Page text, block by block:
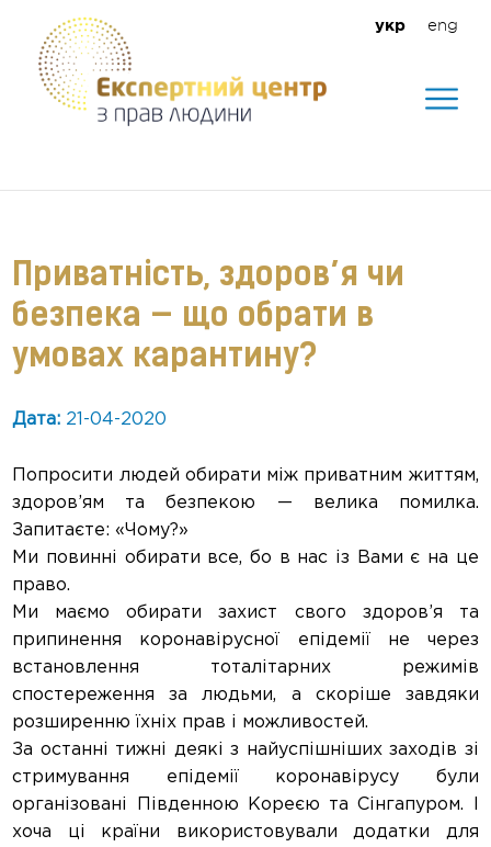
укр eng
Приватність, здоров’я чи
безпека — що обрати в
умовах карантину?
Дата: 21-04-2020
Попросити людей обирати між приватним життям,
здоров’ям та безпекою — велика помилка.
Запитаєте: «Чому?»
Ми повинні обирати все, бо в нас із Вами є на це
право.
Ми маємо обирати захист свого здоров’я та
припинення коронавірусної епідемії не через
встановлення тоталітарних режимів
спостереження за людьми, а скоріше завдяки
розширенню їхніх прав і можливостей.
За останні тижні деякі з найуспішніших заходів зі
стримування епідемії коронавірусу були
організовані Південною Кореєю та Сінгапуром. І
хоча ці країни використовували додатки для